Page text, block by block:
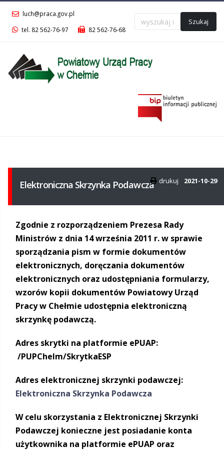
luch@praca.gov.pl
tel. 82 562-76-97
82 562-76-68
Szukaj
drukuj 2021-10-29
Elektroniczna Skrzynka Podawcza
Zgodnie z rozporządzeniem Prezesa Rady
Ministrów z dnia 14 września 2011 r. w sprawie
sporządzania pism w formie dokumentów
elektronicznych, doręczania dokumentów
elektronicznych oraz udostępniania formularzy,
wzorów kopii dokumentów Powiatowy Urząd
Pracy w Chełmie udostępnia elektroniczną
skrzynkę podawczą.
Adres skrytki na platformie ePUAP:
/PUPChelm/SkrytkaESP
Adres elektronicznej skrzynki podawczej:
Elektroniczna Skrzynka Podawcza
W celu skorzystania z Elektronicznej Skrzynki
Podawczej konieczne jest posiadanie konta
użytkownika na platformie ePUAP oraz